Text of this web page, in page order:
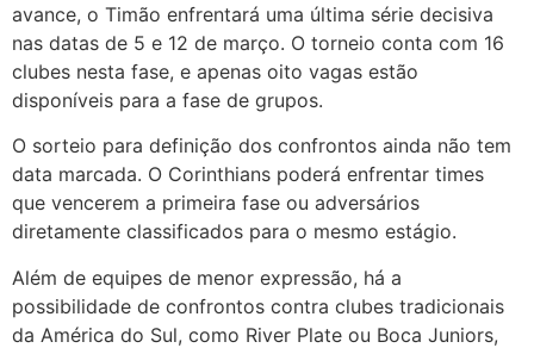
avance, o Timão enfrentará uma última série decisiva
nas datas de 5 e 12 de março. O torneio conta com 16
clubes nesta fase, e apenas oito vagas estão
disponíveis para a fase de grupos.
O sorteio para definição dos confrontos ainda não tem
data marcada. O Corinthians poderá enfrentar times
que vencerem a primeira fase ou adversários
diretamente classificados para o mesmo estágio.
Além de equipes de menor expressão, há a
possibilidade de confrontos contra clubes tradicionais
da América do Sul, como River Plate ou Boca Juniors,